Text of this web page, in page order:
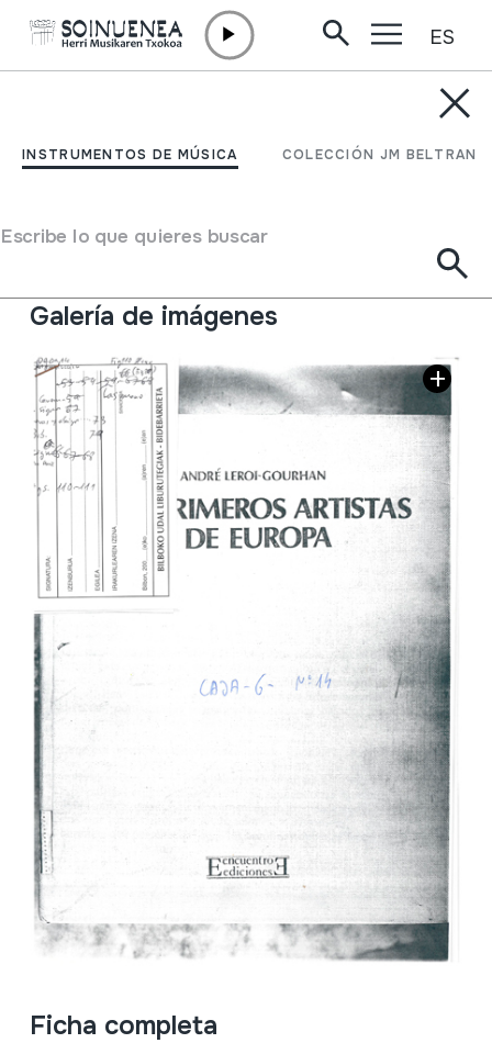
INSTRUMENTOS DE MÚSICA COLECCIÓN JM BELTRAN
Escribe lo que quieres buscar
ES
Los primeros artistas de
Tipo de colección Liburuak
Galería de imágenes
Ficha completa